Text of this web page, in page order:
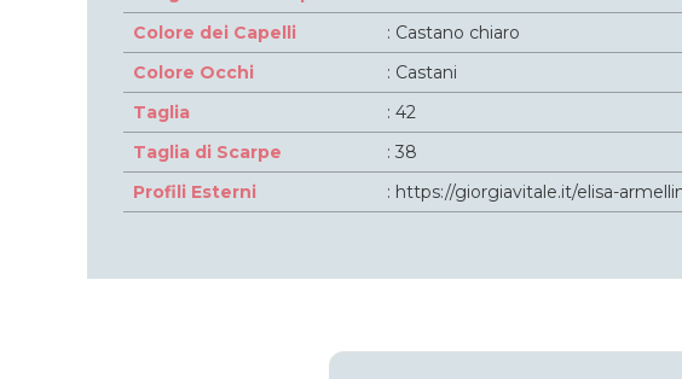
Colore dei Capelli
: Castano chiaro
Colore Occhi
: Castani
Taglia
: 42
Taglia di Scarpe
: 38
Profili Esterni
: https://giorgiavitale.it/elisa-